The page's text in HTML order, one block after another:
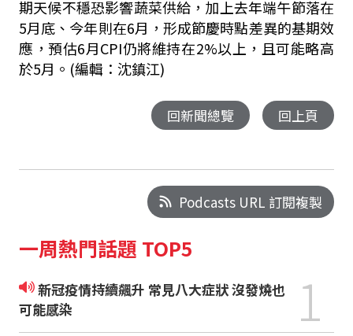
期天候不穩恐影響蔬菜供給，加上去年端午節落在
5月底、今年則在6月，形成節慶時點差異的基期效
應，預估6月CPI仍將維持在2%以上，且可能略高
於5月。(編輯：沈鎮江)
回新聞總覽 回上頁
Podcasts URL 訂閱複製
一周熱門話題 TOP5
新冠疫情持續飆升 常見八大症狀 沒發燒也
可能感染
1